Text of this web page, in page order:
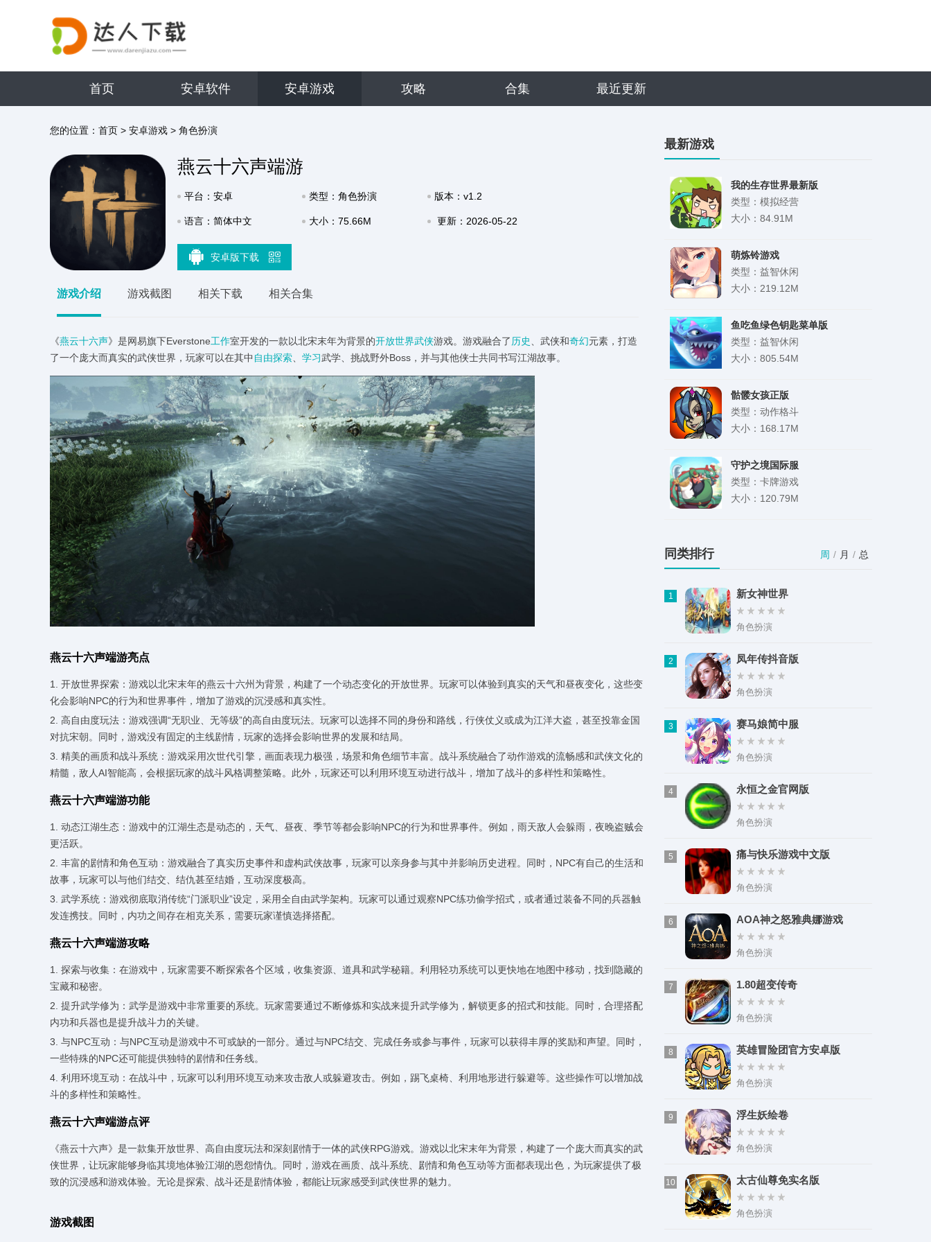
首页 安卓软件 安卓游戏 攻略 合集 最近更新
您的位置： 首页 > 安卓游戏 > 角色扮演
燕云十六声端游
平台：安卓 类型：角色扮演 版本：v1.2
语言：简体中文 大小：75.66M 更新：2026-05-22
安卓版下载
游戏介绍 游戏截图 相关下载 相关合集
《燕云十六声》是网易旗下Everstone工作室开发的一款以北宋末年为背景的开放世界武侠游戏。游戏融合了 历史 、武侠和奇幻元素，打造
了一个庞大而真实的武侠世界，玩家可以在其中 自由探索 学习武学、挑战野外Boss，并与其他侠士共同书写江湖故事。
燕云十六声端游亮点
1. 开放世界探索：游戏以北宋末年的燕云十六州为背景，构建了一个动态变化的开放世界。玩家可以体验到真实的天气和昼夜变化，这些变
化会影响NPC的行为和世界事件，增加了游戏的沉浸感和真实性。
2. 高自由度玩法：游戏强调“无职业、无等级”的高自由度玩法。玩家可以选择不同的身份和路线，行侠仗义或成为江洋大盗，甚至投靠金国
对抗宋朝。同时，游戏没有固定的主线剧情，玩家的选择会影响世界的发展和结局。
3. 精美的画质和战斗系统：游戏采用次世代引擎，画面表现力极强，场景和角色细节丰富。战斗系统融合了动作游戏的流畅感和武侠文化的
精髓，敌人AI智能高，会根据玩家的战斗风格调整策略。此外，玩家还可以利用环境互动进行战斗，增加了战斗的多样性和策略性。
燕云十六声端游功能
1. 动态江湖生态：游戏中的江湖生态是动态的，天气、昼夜、季节等都会影响NPC的行为和世界事件。例如，雨天敌人会躲雨，夜晚盗贼会
更活跃。
2. 丰富的剧情和角色互动：游戏融合了真实历史事件和虚构武侠故事，玩家可以亲身参与其中并影响历史进程。同时，NPC有自己的生活和
故事，玩家可以与他们结交、结仇甚至结婚，互动深度极高。
3. 武学系统：游戏彻底取消传统“门派职业”设定，采用全自由武学架构。玩家可以通过观察NPC练功偷学招式，或者通过装备不同的兵器触
发连携技。同时，内功之间存在相克关系，需要玩家谨慎选择搭配。
燕云十六声端游攻略
1. 探索与收集：在游戏中，玩家需要不断探索各个区域，收集资源、道具和武学秘籍。利用轻功系统可以更快地在地图中移动，找到隐藏的
宝藏和秘密。
2. 提升武学修为：武学是游戏中非常重要的系统。玩家需要通过不断修炼和实战来提升武学修为，解锁更多的招式和技能。同时，合理搭配
内功和兵器也是提升战斗力的关键。
3. 与NPC互动：与NPC互动是游戏中不可或缺的一部分。通过与NPC结交、完成任务或参与事件，玩家可以获得丰厚的奖励和声望。同时，
一些特殊的NPC还可能提供独特的剧情和任务线。
4. 利用环境互动：在战斗中，玩家可以利用环境互动来攻击敌人或躲避攻击。例如，踢飞桌椅、利用地形进行躲避等。这些操作可以增加战
斗的多样性和策略性。
燕云十六声端游点评
《燕云十六声》是一款集开放世界、高自由度玩法和深刻剧情于一体的武侠RPG游戏。游戏以北宋末年为背景，构建了一个庞大而真实的武
侠世界，让玩家能够身临其境地体验江湖的恩怨情仇。同时，游戏在画质、战斗系统、剧情和角色互动等方面都表现出色，为玩家提供了极
致的沉浸感和游戏体验。无论是探索、战斗还是剧情体验，都能让玩家感受到武侠世界的魅力。
游戏截图
最新游戏
我的生存世界最新版
类型：模拟经营
大小：84.91M
萌炼铃游戏
类型：益智休闲
大小：219.12M
鱼吃鱼绿色钥匙菜单版
类型：益智休闲
大小：805.54M
骷髅女孩正版
类型：动作格斗
大小：168.17M
守护之境国际服
类型：卡牌游戏
大小：120.79M
时间计算器app安卓版
类型：实用工具
周 / 月 / 总
同类排行
1 新女神世界
角色扮演
2 凤年传抖音版
角色扮演
3 赛马娘简中服
角色扮演
4 永恒之金官网版
角色扮演
5 痛与快乐游戏中文版
角色扮演
6 AOA神之怒雅典娜游戏
角色扮演
7 1.80超变传奇
角色扮演
8 英雄冒险团官方安卓版
角色扮演
9 浮生妖绘卷
角色扮演
10 太古仙尊免实名版
角色扮演